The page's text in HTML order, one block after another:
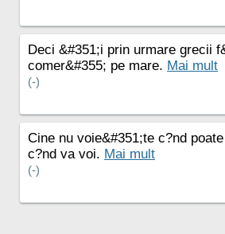
Deci &#351;i prin urmare grecii
comer&#355; pe mare. Mai mult
(-)
Cine nu voie&#351;te c?nd
c?nd va voi. Mai mult
(-)